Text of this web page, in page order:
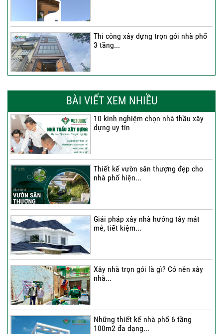
Thi công xây dựng trọn gói nhà phố
3 tầng...
Anh...
BÀI VIẾT XEM NHIỀU
10 kinh nghiệm chọn nhà thầu xây
dựng uy tín
Thiết kế vườn sân thượng đẹp cho
nhà phố hiện...
Giải pháp xây nhà hướng tây mát
mẻ, tiết kiệm...
Xây nhà trọn gói là gì? Có nên xây
nhà...
Những thiết kế nhà phố 6 tầng
100m2 đa dạng...